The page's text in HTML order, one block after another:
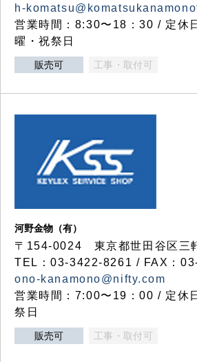
h-
営業時間：8:30〜18：30 / 定休
曜・祝祭日
販売可 工事・取付可
河野金物（有）
〒154-0024 東京都世田谷区三
TEL：03-3422-8261 / FAX：
ono-kanamono@nifty.com
営業時間：7:00〜19：00 / 定休
祭日
販売可 工事・取付可